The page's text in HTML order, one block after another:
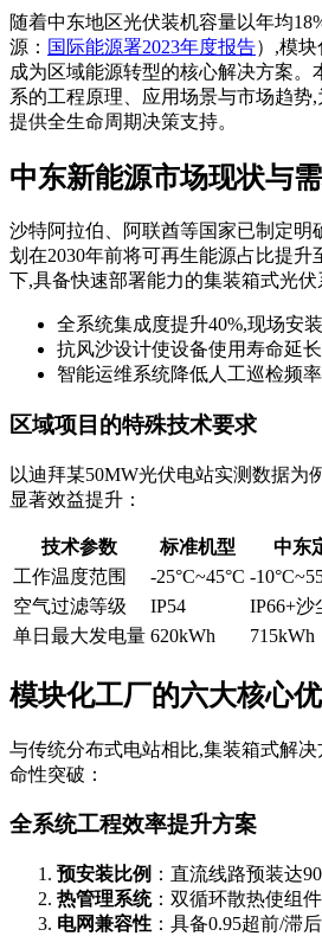
随着中东地区光伏装机容量以年均
源： 国际能源署2023年度报告）,模
成为区域能源转型的核心解决方案。
系的工程原理、应用场景与市场趋势
提供全生命周期决策支持。
中东新能源市场现状与
沙特阿拉伯、阿联酋等国家已制定明
划在2030年前将可再生能源占比提升
下,具备快速部署能力的集装箱式光
全系统集成度提升40%,现场安
抗风沙设计使设备使用寿命延
智能运维系统降低人工巡检频
区域项目的特殊技术要求
以迪拜某50MW光伏电站实测数据为
显著效益提升：
技术参数 标准机型
中东
工作温度范围
-25°C~45°C -
空气过滤等级
IP54
IP66+沙
单日最大发电量 620kWh 715kWh
模块化工厂的六大核心
与传统分布式电站相比,集装箱式解
命性突破：
全系统工程效率提升方案
预安装比例 ：直流线路预装达
热管理系统：双循环散热使组
电网兼容性 ：具备0.95超前/滞